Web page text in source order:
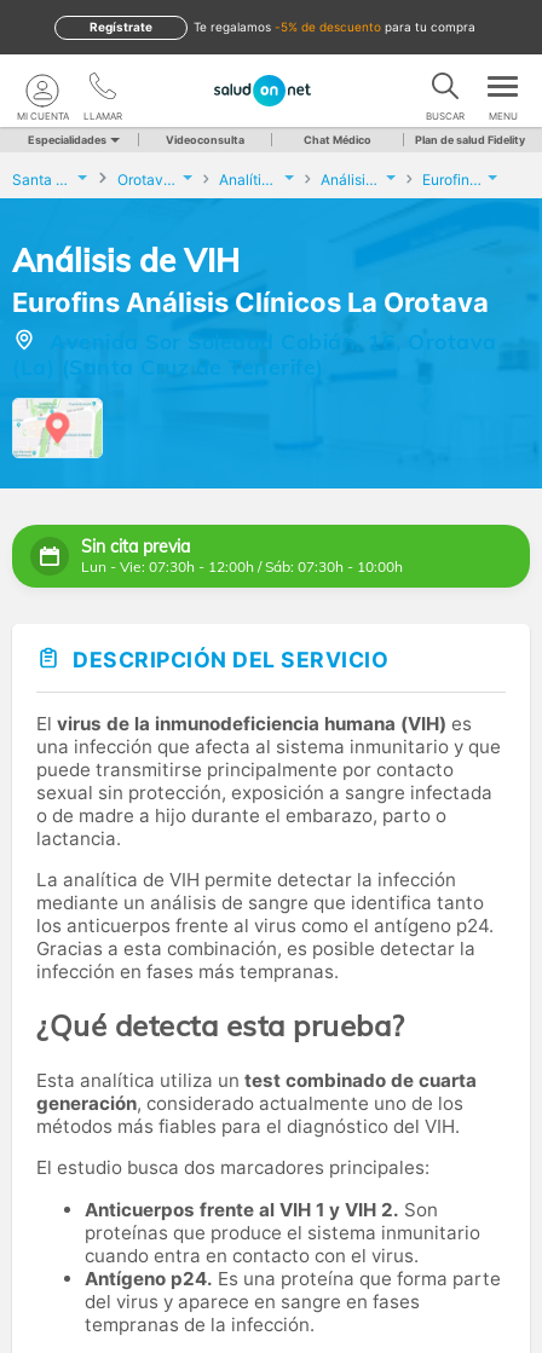
te regalamos -5% de descuento para tu compra
Regístrate
LLAMAR
MI CUENTA BUSCAR MENU
Especialidades Videoconsulta Chat Médico Plan de salud Fidelity
Santa Cruz de Tenerife Orotava (La) Analíticas y Genética Análisis de VIH Eurofins Análisis Clínicos La Orotava
Análisis de VIH
Eurofins Análisis Clínicos La Orotava
Avenida Sor Soledad Cobián, 16, Orotava
(La) (Santa Cruz de Tenerife)
Sin cita previa
Lun - Vie: 07:30h - 12:00h / Sáb: 07:30h - 10:00h
DESCRIPCIÓN DEL SERVICIO
El virus de la inmunodeficiencia humana (VIH) es
una infección que afecta al sistema inmunitario y que
puede transmitirse principalmente por contacto
sexual sin protección, exposición a sangre infectada
o de madre a hijo durante el embarazo, parto o
lactancia.
La analítica de VIH permite detectar la infección
mediante un análisis de sangre que identifica tanto
los anticuerpos frente al virus como el antígeno p24.
Gracias a esta combinación, es posible detectar la
infección en fases más tempranas.
¿Qué detecta esta prueba?
Esta analítica utiliza un test combinado de cuarta
generación, considerado actualmente uno de los
métodos más fiables para el diagnóstico del VIH.
El estudio busca dos marcadores principales:
Anticuerpos frente al VIH 1 y VIH 2. Son
proteínas que produce el sistema inmunitario
cuando entra en contacto con el virus.
Antígeno p24. Es una proteína que forma parte
del virus y aparece en sangre en fases
tempranas de la infección.